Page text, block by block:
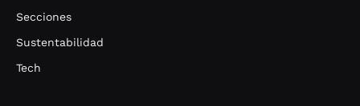
Secciones
Sustentabilidad
Tech